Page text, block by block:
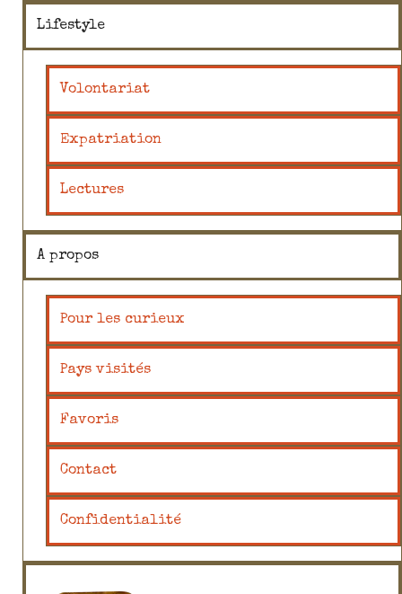
Lifestyle
Volontariat
Expatriation
Lectures
A propos
Pour les curieux
Pays visités
Favoris
Contact
Confidentialité